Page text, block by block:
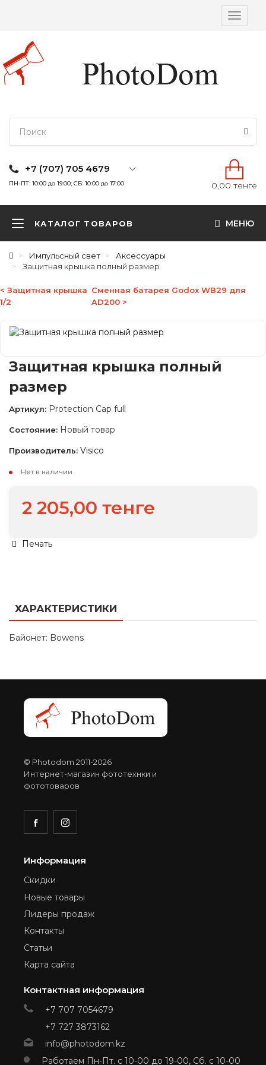
Вкл/
+7 (707) 705 4679
ПН-ПТ: 10:00 до 19:00; СБ: 10:00 до 17:00 0,00 тенге
КАТАЛОГ ТОВАРОВ МЕНЮ
Импульсный свет
Аксессуары
Защитная крышка полный размер
< Защитная крышка
1/2
Сменная батарея Godox WB29 для
AD200 >
Защитная крышка полный
размер
Артикул: Protection Cap full
Состояние: Новый товар
Производитель: Visico
Нет в наличии
2 205,00 тенге
Печать
ХАРАКТЕРИСТИКИ
Байонет: Bowens
© Photodom 2011-2026
Интернет-магазин фототехнки и
фототоваров
Информация
Скидки
Новые товары
Лидеры продаж
Контакты
Статьи
Карта сайта
Контактная информация
+7 707 7054679
+7 727 3873162
info@photodom.kz
Работаем Пн-Пт. с 10-00 до 19-00, Сб. с 10-00